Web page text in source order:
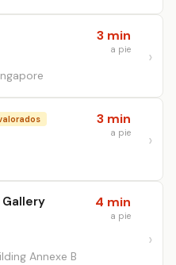
3 min
a pie
3 min
a pie
Annexe B
4 min
a pie